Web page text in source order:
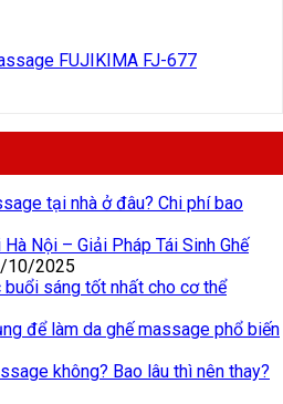
FUJIKIMA FJ-677
tại nhà ở đâu? Chi phí bao
Nội – Giải Pháp Tái Sinh Ghế
10/2025
sáng tốt nhất cho cơ thể
để làm da ghế massage phổ biến
không? Bao lâu thì nên thay?